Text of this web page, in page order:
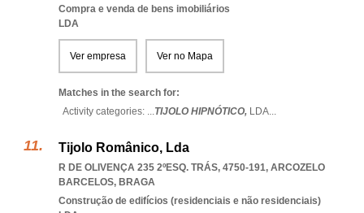
Compra e venda de bens imobiliários
LDA
Ver empresa Ver no Mapa
Matches in the search for:
Activity categories: ...TIJOLO HIPNÓTICO, LDA...
Tijolo Românico, Lda
R DE OLIVENÇA 235 2ºESQ. TRÁS, 4750-191, ARCOZELO
BARCELOS, BRAGA
Construção de edifícios (residenciais e não residenciais)